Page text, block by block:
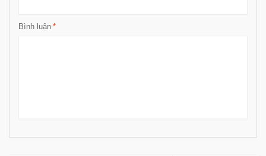
*
Bình luận